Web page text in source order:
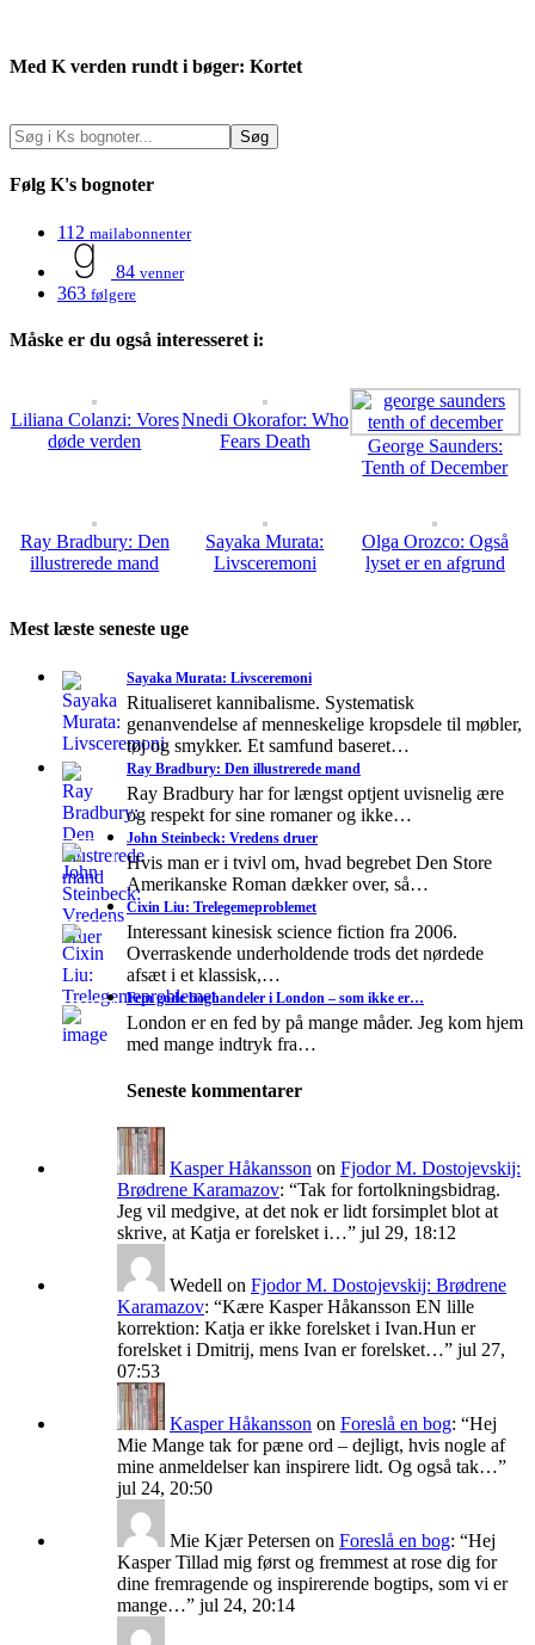
Med K verden rundt i bøger: Kortet
Følg K's bognoter
112 mailabonnenter
84 venner
363 følgere
Måske er du også interesseret i:
Liliana Colanzi: Vores
døde verden
Nnedi Okorafor: Who
Fears Death
George Saunders:
Tenth of December
Ray Bradbury: Den
illustrerede mand
Sayaka Murata:
Livsceremoni
Olga Orozco: Også
lyset er en afgrund
Mest læste seneste uge
Sayaka Murata: Livsceremoni
Ritualiseret kannibalisme. Systematisk
genanvendelse af menneskelige kropsdele til møbler,
tøj og smykker. Et samfund baseret…
Ray Bradbury: Den illustrerede mand
Ray Bradbury har for længst optjent uvisnelig ære
og respekt for sine romaner og ikke…
John Steinbeck: Vredens druer
Hvis man er i tvivl om, hvad begrebet Den Store
Amerikanske Roman dækker over, så…
Cixin Liu: Trelegemeproblemet
Interessant kinesisk science fiction fra 2006.
Overraskende underholdende trods det nørdede
afsæt i et klassisk,…
Fem gode boghandeler i London – som ikke er…
London er en fed by på mange måder. Jeg kom hjem
med mange indtryk fra…
Seneste kommentarer
Kasper Håkansson on Fjodor M. Dostojevskij:
Brødrene Karamazov: “Tak for fortolkningsbidrag.
Jeg vil medgive, at det nok er lidt forsimplet blot at
skrive, at Katja er forelsket i…” jul 29, 18:12
Wedell on Fjodor M. Dostojevskij: Brødrene
Karamazov: “Kære Kasper Håkansson EN lille
korrektion: Katja er ikke forelsket i Ivan.Hun er
forelsket i Dmitrij, mens Ivan er forelsket…” jul 27,
07:53
Kasper Håkansson on Foreslå en bog: “Hej
Mie Mange tak for pæne ord – dejligt, hvis nogle af
mine anmeldelser kan inspirere lidt. Og også tak…”
jul 24, 20:50
Mie Kjær Petersen on Foreslå en bog: “Hej
Kasper Tillad mig først og fremmest at rose dig for
dine fremragende og inspirerende bogtips, som vi er
mange…” jul 24, 20:14